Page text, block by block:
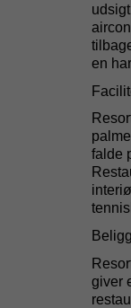
en
falde
giver